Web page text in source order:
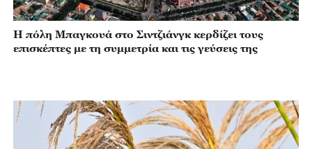
Η πόλη Μπαγκουά στο Σιντζιάνγκ κερδίζει τους
επισκέπτες με τη συμμετρία και τις γεύσεις της